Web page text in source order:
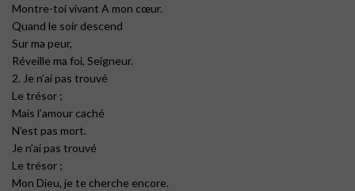
Montre-toi vivant A mon cœur.
Quand le soir descend
Sur ma peur,
Réveille ma foi, Seigneur.
2. Je n’ai pas trouvé
Le trésor ;
Mais l’amour caché
N’est pas mort.
Je n’ai pas trouvé
Le trésor ;
Mon Dieu, je te cherche encore.